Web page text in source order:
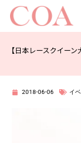
【日本レースクイー
2018-06-06 イ